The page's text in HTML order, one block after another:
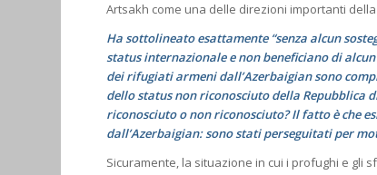
Artsakh come una delle direzioni importanti
Ha sottolineato esattamente “senza alcun
status internazionale e non beneficiano di
dei rifugiati armeni dall’Azerbaigian sono
dello status non riconosciuto della Repubblica
riconosciuto o non riconosciuto? Il fatto è che
dall’Azerbaigian: sono stati perseguitati per
Sicuramente, la situazione in cui i profughi e gli